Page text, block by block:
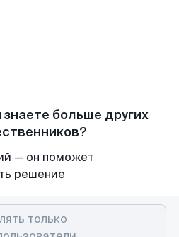
больше других
— он поможет
решение